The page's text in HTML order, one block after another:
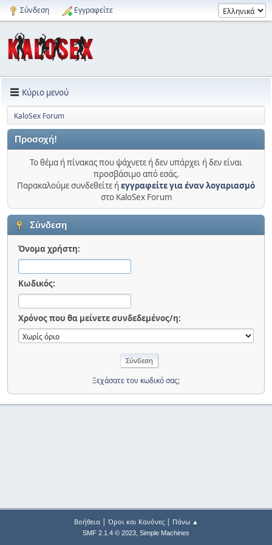
Σύνδεση Εγγραφείτε
Κύριο μενού
KaloSex Forum
Προσοχή!
Το θέμα ή πίνακας που ψάχνετε ή δεν υπάρχει ή δεν είναι
προσβάσιμο από εσάς.
Παρακαλούμε συνδεθείτε ήεγγραφείτε για έναν λογαριασμό
στο KaloSex Forum
Σύνδεση
Όνομα χρήστη:
Κωδικός:
Χρόνος που θα μείνετε συνδεδεμένος/η:
Ξεχάσατε τον κωδικό σας;
Βοήθεια| Όροι και Κανόνες| Πάνω ▲
SMF 2.1.4 © 2023, Simple Machines